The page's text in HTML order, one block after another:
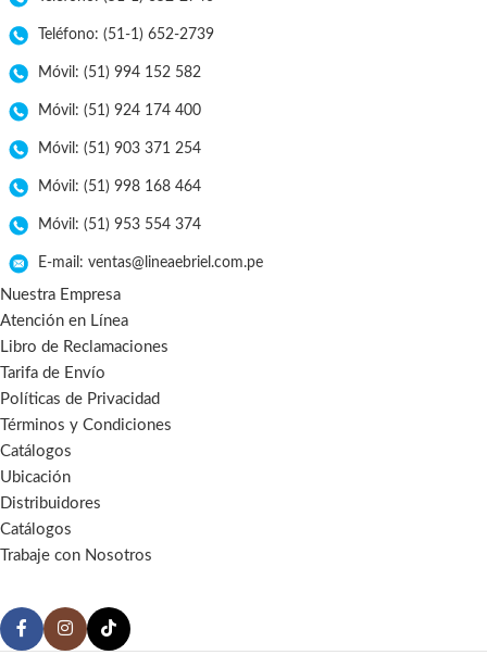
Teléfono: (51-1) 652-2739
Móvil: (51) 994 152 582
Móvil: (51) 924 174 400
Móvil: (51) 903 371 254
Móvil: (51) 998 168 464
Móvil: (51) 953 554 374
E-mail: ventas@lineaebriel.com.pe
Nuestra Empresa
Atención en Línea
Libro de Reclamaciones
Tarifa de Envío
Políticas de Privacidad
Términos y Condiciones
Catálogos
Ubicación
Distribuidores
Catálogos
Trabaje con Nosotros